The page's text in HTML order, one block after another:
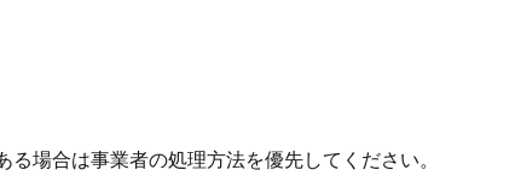
場合は事業者の処理方法を優先してください。